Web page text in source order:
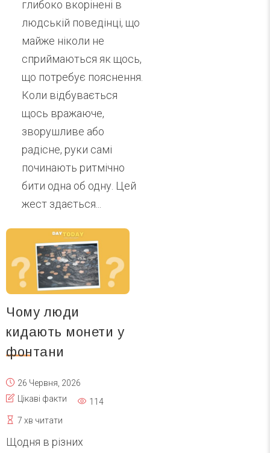
глибоко вкорінені в
людській поведінці, що
майже ніколи не
сприймаються як щось,
що потребує пояснення.
Коли відбувається
щось вражаюче,
зворушливе або
радісне, руки самі
починають ритмічно
бити одна об одну. Цей
жест здається...
Чому люди
кидають монети у
фонтани
26 Червня, 2026
Цікаві факти
114
7 хв читати
Щодня в різних